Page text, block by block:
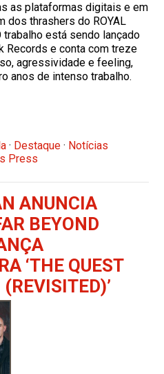
as plataformas digitais e em
dos thrashers do ROYAL
trabalho está sendo lançado
Records e conta com treze
agressividade e feeling,
anos de intenso trabalho.
· Destaque · Notícias
Press
ANUNCIA
BEYOND
‘THE QUEST